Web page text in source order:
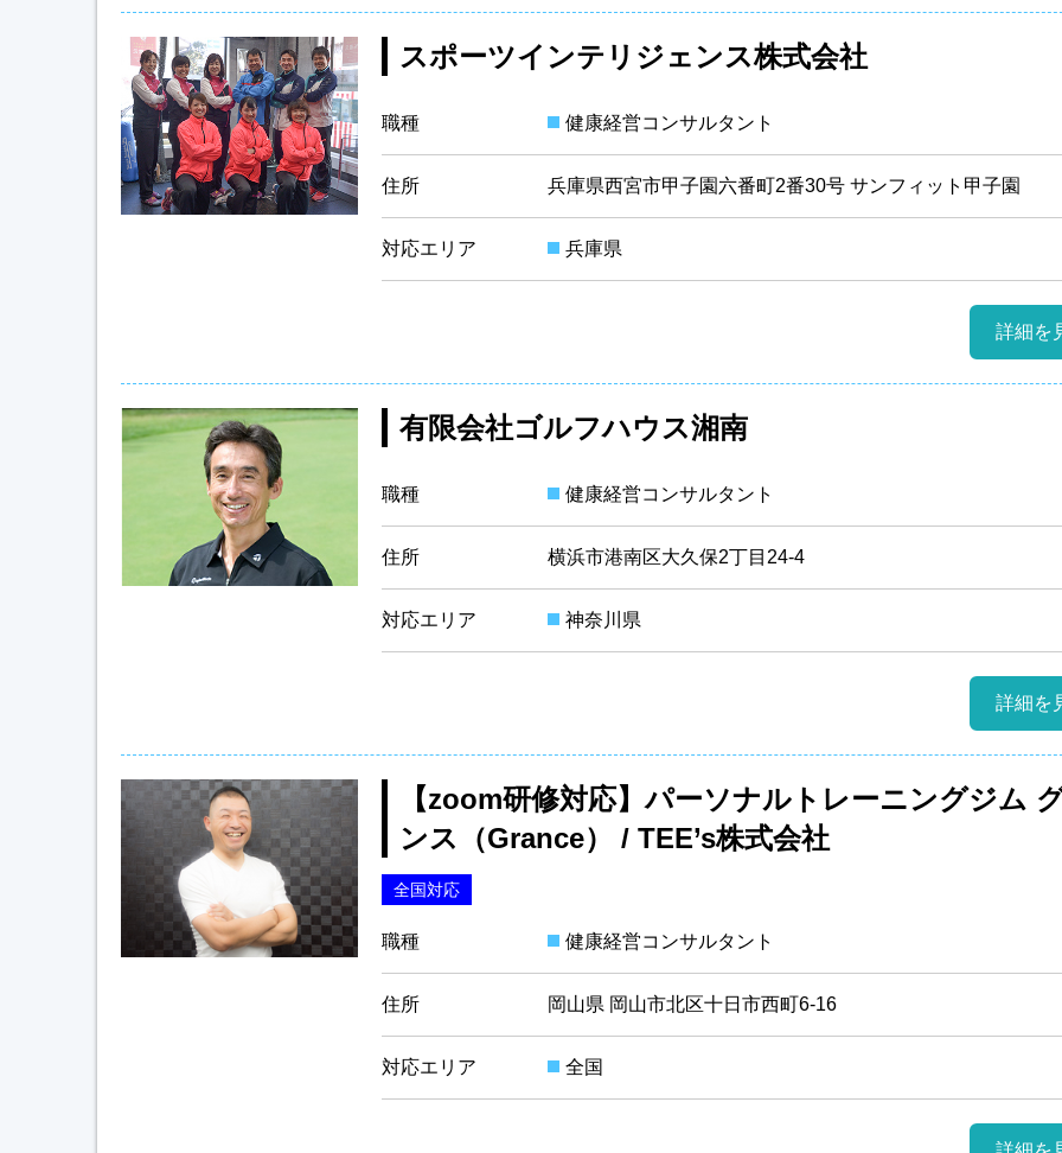
スポーツインテリジェンス株式会社
職種 健康経営コンサルタント
住所 兵庫県西宮市甲子園六番町2番30号 サンフィット甲子園
対応エリア 兵庫県
詳細を
有限会社ゴルフハウス湘南
職種 健康経営コンサルタント
住所 横浜市港南区大久保2丁目24-4
対応エリア 神奈川県
詳細を
【zoom研修対応】パーソナルトレーニングジム
ンス（Grance） / TEE’s株式会社
全国対応
職種 健康経営コンサルタント
住所 岡山県 岡山市北区十日市西町6-16
対応エリア 全国